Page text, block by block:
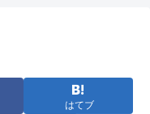
はてブ